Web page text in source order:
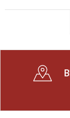
sich um das
der Saal um
Kommen Sie